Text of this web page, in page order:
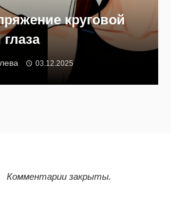
круговой
03.12.2025
Комментарии закрыты.